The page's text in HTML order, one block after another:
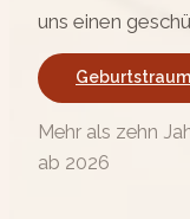
uns einen
Mehr als zehn
ab 2026